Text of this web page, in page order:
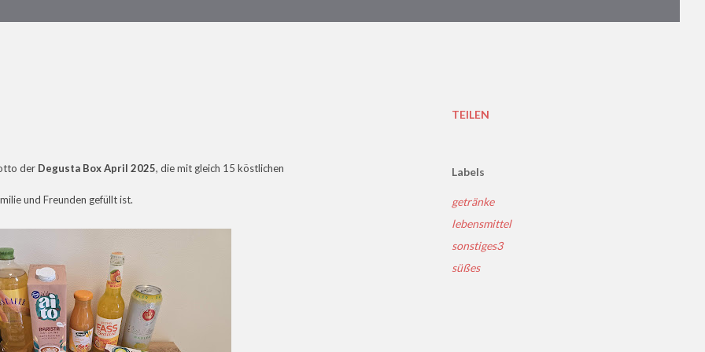
der Degusta Box April 2025, die mit gleich 15 köstlichen
und Freunden gefüllt ist.
TEILEN
Labels
getränke
lebensmittel
sonstiges3
süßes